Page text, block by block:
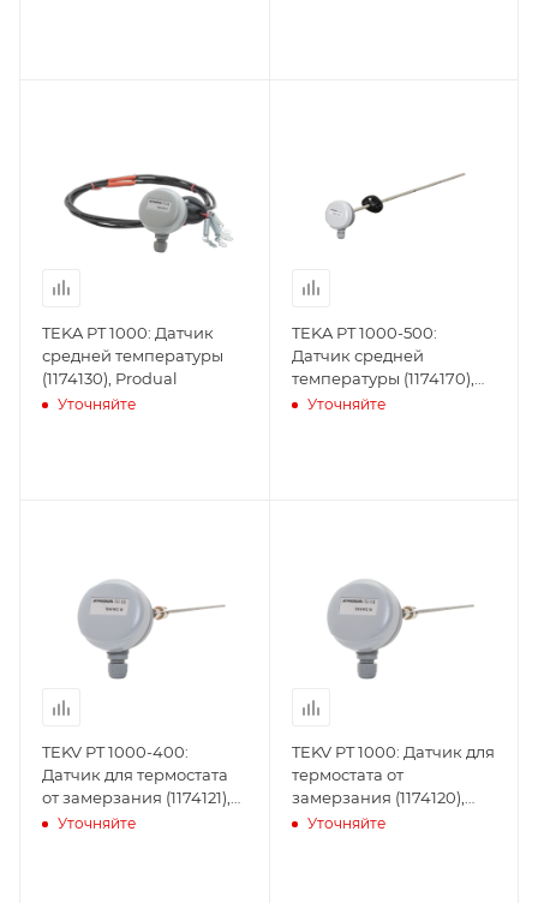
TEKA PT 1000: Датчик
средней температуры
(1174130), Produal
Уточняйте
TEKA PT 1000-500:
Датчик средней
температуры (1174170),
Produal
Уточняйте
TEKV PT 1000-400:
Датчик для термостата
от замерзания (1174121),
Produal
Уточняйте
TEKV PT 1000: Датчик для
термостата от
замерзания (1174120),
Produal
Уточняйте